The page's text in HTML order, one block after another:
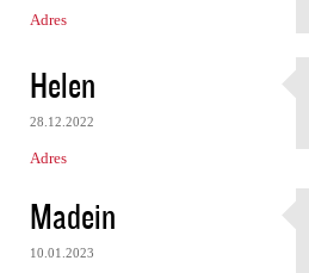
Adres
Helen
28.12.2022
Adres
Madein
10.01.2023